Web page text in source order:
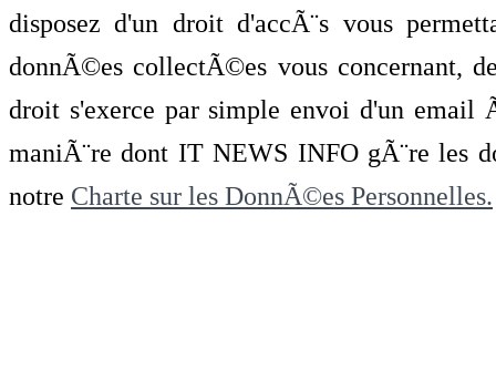
disposez d'un droit d'accÃ¨s vous
donnÃ©es collectÃ©es vous concernant,
droit s'exerce par simple envoi d'un
maniÃ¨re dont IT NEWS INFO gÃ¨re les
notre Charte sur les DonnÃ©es Personnelles.